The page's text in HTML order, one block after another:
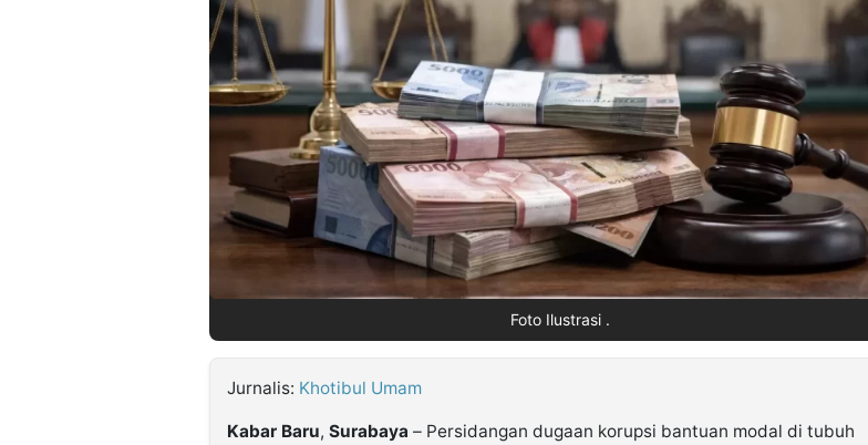
Foto Ilustrasi .
Jurnalis: Khotibul Umam
Kabar Baru, Surabaya – Persidangan dugaan korupsi bantuan modal di tubuh